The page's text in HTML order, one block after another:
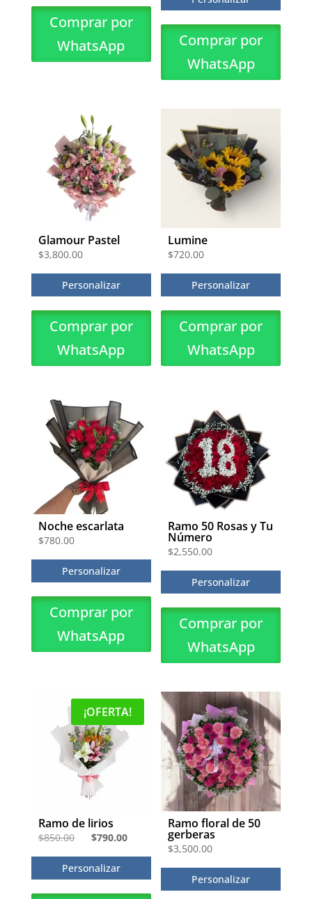
Comprar por
WhatsApp
Comprar por
WhatsApp
Glamour Pastel
$3,800.00
Personalizar
Comprar por
WhatsApp
Lumine
$720.00
Personalizar
Comprar por
WhatsApp
Noche escarlata
$780.00
Personalizar
Comprar por
WhatsApp
Ramo 50 Rosas y Tu
Número
$2,550.00
Personalizar
Comprar por
WhatsApp
¡OFERTA!
Ramo de lirios
$850.00
El
precio
original
era:
$790.00
precio
es:
Personalizar
Ramo floral de 50
gerberas
$3,500.00
Personalizar